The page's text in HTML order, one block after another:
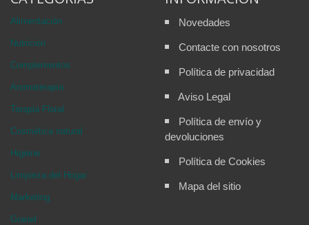
Alimentación
Nutricion
Complementos
Aromaterapia
Terapia Floral
Cosmética natural
Higiene
Limpieza del Hogar
Marketing
Granel
Novedades
Contacte con nosotros
Política de privacidad
Aviso Legal
Política de envío y
devoluciones
Política de Cookies
Mapa del sitio